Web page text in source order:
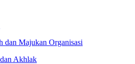
dan Majukan Organisasi
Akhlak